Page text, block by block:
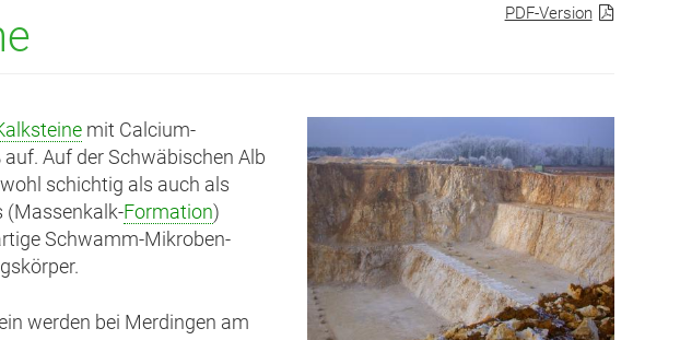
PDF-Version
mit Calcium-
auf. Auf der Schwäbischen Alb
schichtig als auch als
(Massenkalk-Formation)
Schwamm-Mikroben-
werden bei Merdingen am